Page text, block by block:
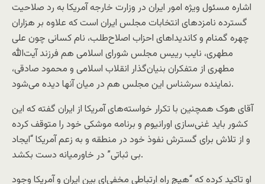
اشاره مسئول ویژه امور ایران در وزارت خارجه آمریکا به رد صلاحیت
گسترده نامزدهای انتخابات مجلس ایران است که علاوه بر هزاران
چهره گمنام و کاندیداهای احزاب اصلاح‌طلب، نام کسانی چون علی
مطهری، نایب رییس مجلس شورای اسلامی هم فرزند آیت‌الله
مطهری از متفکران بنیان‌گذار انقلاب اسلامی و محمود صادقی،
نماینده سرشناس این مجلس هم در میان آنها دیده می‌شود.
آقای هوک همچنین با تکرار خواسته‌های آمریکا از ایران گفته که این
کشور باید غنی‌سازی اورانیوم و برنامه موشکی خود را متوقف کرده
و از تلاش برای گسترش نفوذ خود در منطقه و به زعم آمریکا “ایجاد
بی ثباتی” در خاورمیانه دست بکشد.
او تاکید کرده که “هیچ راه ارتباطی مخفی‌ای بین ایران و آمریکا وجود